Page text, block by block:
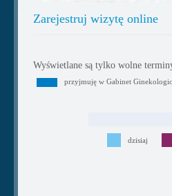
Zarejestruj wizytę online
Wyświetlane są tylko wolne
przyjmuję w Gabinet
dzisiaj